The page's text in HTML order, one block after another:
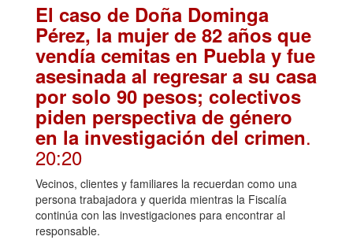
El caso de Doña Dominga
Pérez, la mujer de 82 años que
vendía cemitas en Puebla y fue
asesinada al regresar a su casa
por solo 90 pesos; colectivos
piden perspectiva de género
en la investigación del crimen.
20:20
Vecinos, clientes y familiares la recuerdan como una
persona trabajadora y querida mientras la Fiscalía
continúa con las investigaciones para encontrar al
responsable.